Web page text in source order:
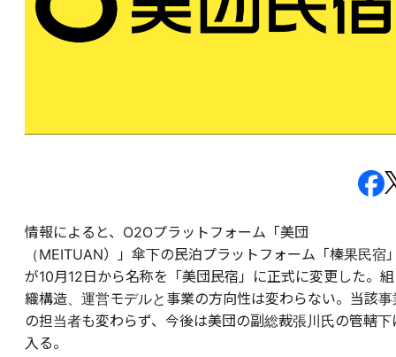
情報によると、O2Oプラットフォーム「美団
（MEITUAN）」傘下の民泊プラットフォーム「榛果民宿
が10月12日から名称を「美団民宿」に正式に変更した。組
織構造、運営モデルと事業の方向性は変わらない。当該事
の担当者も変わらず、今後は美団の副総裁張川氏の管轄下
入る。